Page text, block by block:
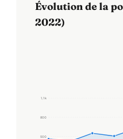
Évolution de la
2022)
500
800
1,1 k